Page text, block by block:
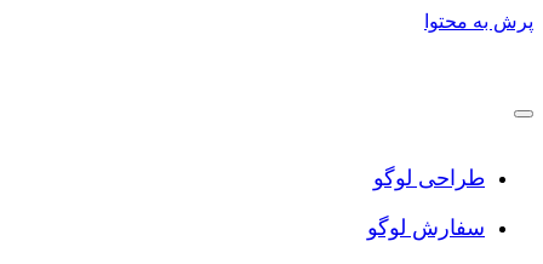
پرش به محتوا
طراحی لوگو
سفارش لوگو